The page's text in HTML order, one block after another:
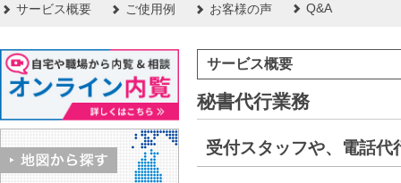
サービス概要 ご使用例 お客様の声 Q&A
サービス概要
秘書代行業務
受付スタッフや、電話代